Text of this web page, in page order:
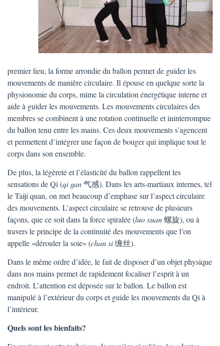
premier lieu, la forme arrondie du ballon permet de guider les
mouvements de manière circulaire. Il épouse en quelque sorte la
physionomie du corps, mime la circulation énergétique interne et
aide à guider les mouvements. Les mouvements circulaires des
membres se combinent à une rotation continuelle et ininterrompue
du ballon tenu entre les mains. Ces deux mouvements s’agencent
et permettent d’intégrer une façon de bouger qui implique tout le
corps dans son ensemble.
De plus, la légèreté et l’élasticité du ballon rappellent les
sensations de Qi (qi gan气感). Dans les arts-martiaux internes, tel
le Taiji quan, on met beaucoup d’emphase sur l’aspect circulaire
des mouvements. L’aspect circulaire se retrouve de plusieurs
façons, que ce soit dans la force spiralée (luo xuan螺旋), ou à
travers le principe de la continuité des mouvements que l’on
appelle «dérouler la soie» (chan si缠丝).
Dans le même ordre d’idée, le fait de disposer d’un objet physique
dans nos mains permet de rapidement focaliser l’esprit à un
endroit. L’attention est déposée sur le ballon. Le ballon est
manipulé à l’extérieur du corps et guide les mouvements du Qi à
l’intérieur.
Quels sont les bienfaits?